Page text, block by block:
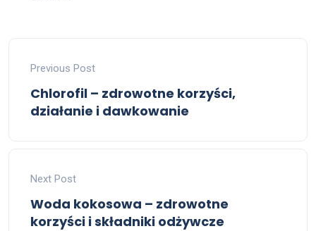
Previous Post
Chlorofil – zdrowotne korzyści,
działanie i dawkowanie
Next Post
Woda kokosowa – zdrowotne
korzyści i składniki odżywcze